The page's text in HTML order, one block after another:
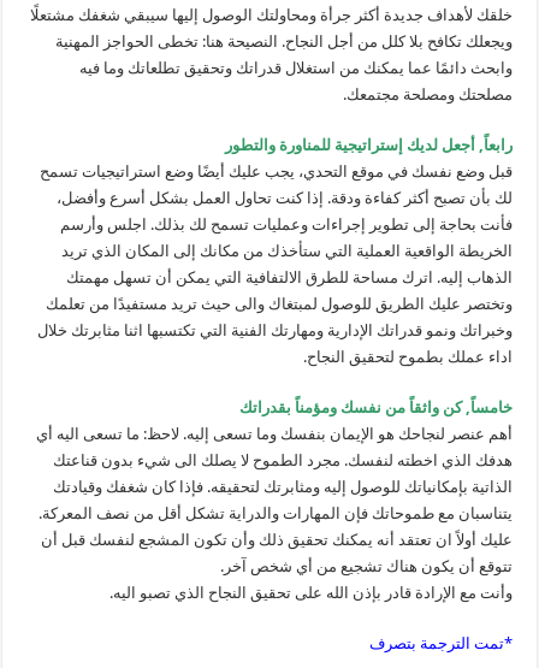
خلقك لأهداف جديدة أكثر جرأة ومحاولتك الوصول إليها سيبقي شغفك مشتعلًا
ويجعلك تكافح بلا كلل من أجل النجاح. النصيحة هنا: تخطى الحواجز المهنية
وابحث دائمًا عما يمكنك من استغلال قدراتك وتحقيق تطلعاتك وما فيه
مصلحتك ومصلحة مجتمعك.
رابعاً, أجعل لديك إستراتيجية للمناورة والتطور
قبل وضع نفسك في موقع التحدي، يجب عليك أيضًا وضع استراتيجيات تسمح
لك بأن تصبح أكثر كفاءة ودقة. إذا كنت تحاول العمل بشكل أسرع وأفضل،
فأنت بحاجة إلى تطوير إجراءات وعمليات تسمح لك بذلك. اجلس وأرسم
الخريطة الواقعية العملية التي ستأخذك من مكانك إلى المكان الذي تريد
الذهاب إليه. اترك مساحة للطرق الالتفافية التي يمكن أن تسهل مهمتك
وتختصر عليك الطريق للوصول لمبتغاك والى حيث تريد مستفيدًا من تعلمك
وخبراتك ونمو قدراتك الإدارية ومهارتك الفنية التي تكتسبها اثنا مثابرتك خلال
اداء عملك بطموح لتحقيق النجاح.
خامساً, كن واثقاً من نفسك ومؤمناً بقدراتك
أهم عنصر لنجاحك هو الإيمان بنفسك وما تسعى إليه. لاحظ: ما تسعى اليه أي
هدفك الذي اخطته لنفسك. مجرد الطموح لا يصلك الى شيء بدون قناعتك
الذاتية بإمكانياتك للوصول إليه ومثابرتك لتحقيقه. فإذا كان شغفك وقيادتك
يتناسبان مع طموحاتك فإن المهارات والدراية تشكل أقل من نصف المعركة.
عليك أولاً ان تعتقد أنه يمكنك تحقيق ذلك وأن تكون المشجع لنفسك قبل أن
تتوقع أن يكون هناك تشجيع من أي شخص آخر.
وأنت مع الإرادة قادر بإذن الله على تحقيق النجاح الذي تصبو اليه.
*تمت الترجمة بتصرف